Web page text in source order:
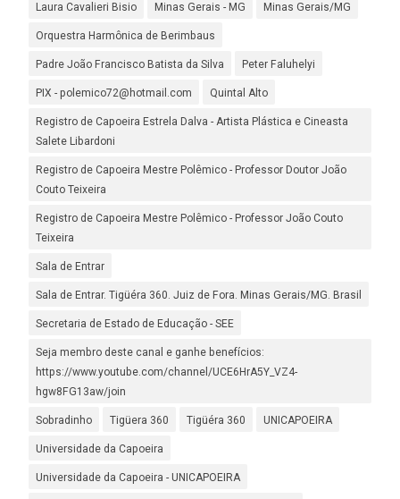
Laura Cavalieri Bisio Minas Gerais - MG Minas Gerais/MG
Orquestra Harmônica de Berimbaus
Padre João Francisco Batista da Silva Peter Faluhelyi
PIX - polemico72@hotmail.com Quintal Alto
Registro de Capoeira Estrela Dalva - Artista Plástica e Cineasta
Salete Libardoni
Registro de Capoeira Mestre Polêmico - Professor Doutor João
Couto Teixeira
Registro de Capoeira Mestre Polêmico - Professor João Couto
Teixeira
Sala de Entrar
Sala de Entrar. Tigüéra 360. Juiz de Fora. Minas Gerais/MG. Brasil
Secretaria de Estado de Educação - SEE
Seja membro deste canal e ganhe benefícios:
https://www.youtube.com/channel/UCE6HrA5Y_VZ4-
hgw8FG13aw/join
Sobradinho Tigüera 360 Tigüéra 360 UNICAPOEIRA
Universidade da Capoeira
Universidade da Capoeira - UNICAPOEIRA